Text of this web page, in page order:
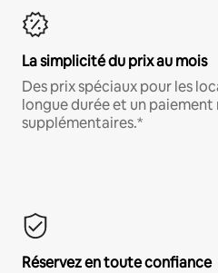
La simplicité du prix au mois
Des prix spéciaux pour les
longue durée et un paiement
supplémentaires.*
Réservez en toute confiance